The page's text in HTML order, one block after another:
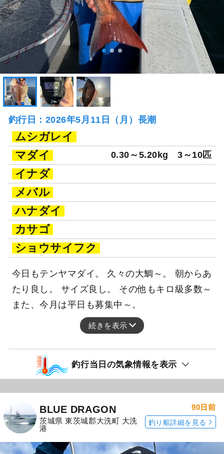
釣行日：2026年5月11日（月）長潮
ムシガレイ
マダイ
0.30～5.20kg 3～10匹
イナダ
メバル
ハナダイ
カサゴ
ショウサイフク
今日もテンヤマダイ。 久々の大鯛～。 朝からあ
たり良し。 サイズ良し。 その他もキロ級多数～
また、今月は平日も募集中～。
続きを表示
釣行当日の気象情報を表示
BLUE DRAGON
茨城県 東茨城郡大洗町 大洗
港
90日前
釣り船詳細を見る